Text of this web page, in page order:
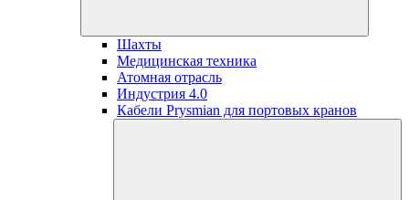
Шахты
Медицинская техника
Атомная отрасль
Индустрия 4.0
Кабели Prysmian для портовых кранов